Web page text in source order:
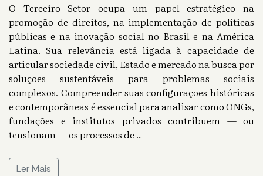
O Terceiro Setor ocupa um papel estratégico na
promoção de direitos, na implementação de políticas
públicas e na inovação social no Brasil e na América
Latina. Sua relevância está ligada à capacidade de
articular sociedade civil, Estado e mercado na busca por
soluções sustentáveis para problemas sociais
complexos. Compreender suas configurações históricas
e contemporâneas é essencial para analisar como ONGs,
fundações e institutos privados contribuem — ou
tensionam — os processos de ...
Ler Mais